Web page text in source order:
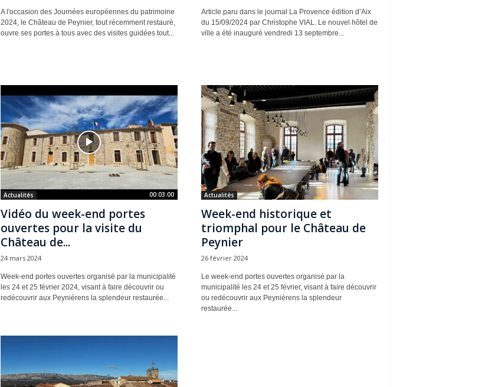
A l'occasion des Journées européennes du patrimoine
2024, le Château de Peynier, tout récemment restauré,
ouvre ses portes à tous avec des visites guidées tout...
Article paru dans le journal La Provence édition d’Aix
du 15/09/2024 par Christophe VIAL. Le nouvel hôtel de
ville a été inauguré vendredi 13 septembre...
00:03:00
Actualités
Vidéo du week-end portes
ouvertes pour la visite du
Château de...
24 mars 2024
Week-end portes ouvertes organisé par la municipalité
les 24 et 25 février 2024, visant à faire découvrir ou
redécouvrir aux Peyniérens la splendeur restaurée...
Actualités
Week-end historique et
triomphal pour le Château de
Peynier
26 février 2024
Le week-end portes ouvertes organisé par la
municipalité les 24 et 25 février, visant à faire découvrir
ou redécouvrir aux Peyniérens la splendeur
restaurée...